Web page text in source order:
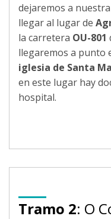
dejaremos a
llegar al lugar de
la carretera OU-801
llegaremos a punto
iglesia de Santa
en este lugar hay
hospital.
Tramo 2: O